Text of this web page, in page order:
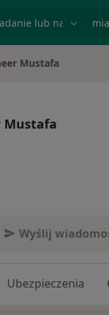
Mustafa
Mustafa
Wyślij
Ubezpieczenia